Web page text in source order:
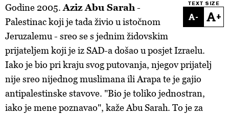
TEXT SIZE
- +
Godine 2005. Aziz Abu Sarah-
Palestinac koji je tada živio u istočnom
Jeruzalemu - sreo se s jednim židovskim
prijateljem koji je iz SAD-a došao u posjet Izraelu.
Iako je bio pri kraju svog putovanja, njegov prijatelj
nije sreo nijednog muslimana ili Arapa te je gajio
antipalestinske stavove. "Bio je toliko jednostran,
iako je mene poznavao", kaže Abu Sarah. To je za